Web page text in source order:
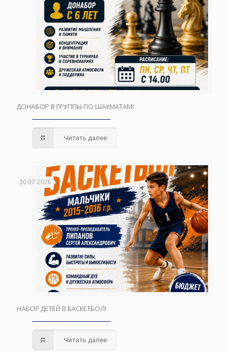
ДОНАБОР В ГРУППЫ ПО ШАХМАТАМ!
Читать далее
30.07.2026
НАБОР ДЕТЕЙ В БАСКЕТБОЛ!
Читать далее